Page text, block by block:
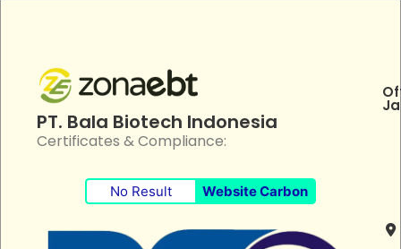
PT. Bala Biotech Indonesia
Certificates & Compliance:
No Result Website Carbon